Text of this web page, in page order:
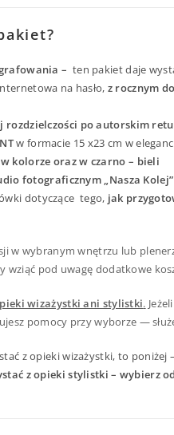
– ten pakiet daje
na hasło, z rocznym
rozdzielczości po autorskim
w formacie 15 x23 cm w
kolorze oraz w czarno – bieli
fotograficznym „Nasza
dotyczące tego, jak
w wybranym wnętrzu lub
wziąć pod uwagę dodatkowe
wizażystki ani stylistki.
pomocy przy wyborze —
z opieki wizażystki, to
z opieki stylistki – wybierz